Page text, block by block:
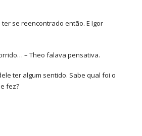
se reencontrado então. E Igor
– Theo falava pensativa.
ter algum sentido. Sabe qual foi o
fez?